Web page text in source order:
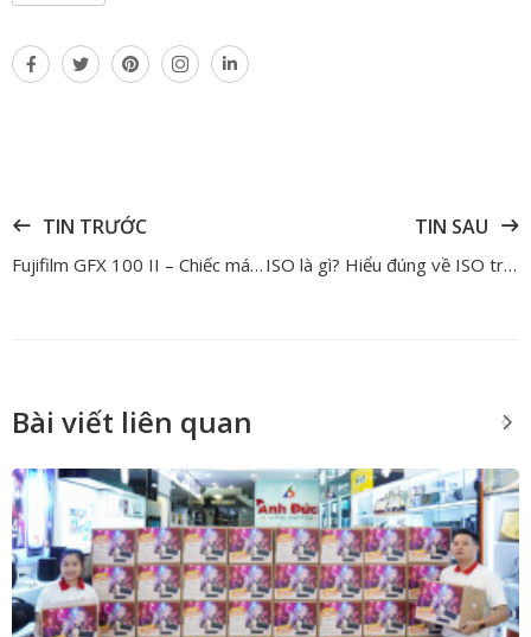
TIN TRƯỚC
Fujifilm GFX 100 II – Chiếc máy ảnh khiến medium format trở nên thực tế hơn bao giờ hết
TIN SAU
ISO là gì? Hiểu đúng về ISO trong máy ảnh để chụp ảnh đẹp hơn
Bài viết liên quan